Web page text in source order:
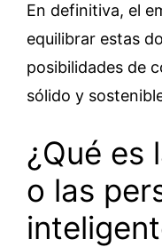
En definitiva, el
equilibrar estas
posibilidades de
sólido y
¿Qué es
o las